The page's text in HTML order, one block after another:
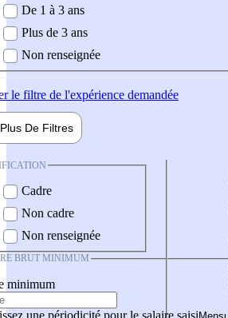
De 1 à 3 ans
Plus de 3 ans
Non renseignée
le filtre de l'expérience demandée
Plus De Filtres
Cadre
Non cadre
Non renseignée
BRUT MINIMUM
minimum
une périodicité pour le salaire saisi